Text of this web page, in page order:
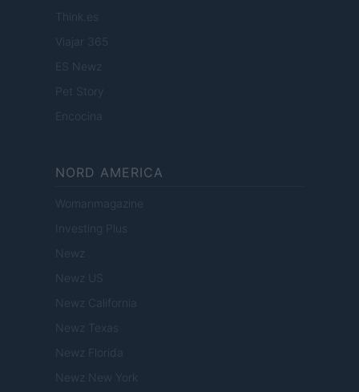
Think.es
Viajar 365
ES Newz
Pet Story
Encocina
NORD AMERICA
Womanmagazine
Investing Plus
Newz
Newz US
Newz California
Newz Texas
Newz Florida
Newz New York